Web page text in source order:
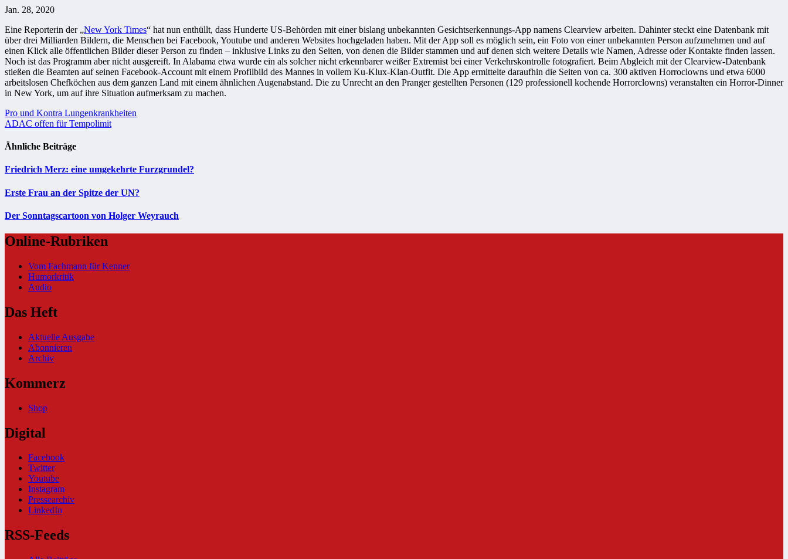
Jan. 28, 2020
Eine Reporterin der „New York Times“ hat nun enthüllt, dass Hunderte US-Behörden mit einer bislang unbekannten Gesichtserkennungs-App namens Clearview arbeiten. Dahinter steckt eine Datenbank mit
über drei Milliarden Bildern, die Menschen bei Facebook, Youtube und anderen Websites hochgeladen haben. Mit der App soll es möglich sein, ein Foto von einer unbekannten Person aufzunehmen und auf
einen Klick alle öffentlichen Bilder dieser Person zu finden – inklusive Links zu den Seiten, von denen die Bilder stammen und auf denen sich weitere Details wie Namen, Adresse oder Kontakte finden lassen.
Noch ist das Programm aber nicht ausgereift. In Alabama etwa wurde ein als solcher nicht erkennbarer weißer Extremist bei einer Verkehrskontrolle fotografiert. Beim Abgleich mit der Clearview-Datenbank
stießen die Beamten auf seinen Facebook-Account mit einem Profilbild des Mannes in vollem Ku-Klux-Klan-Outfit. Die App ermittelte daraufhin die Seiten von ca. 300 aktiven Horroclowns und etwa 6000
arbeitslosen Chefköchen aus dem ganzen Land mit einem ähnlichen Augenabstand. Die zu Unrecht an den Pranger gestellten Personen (129 professionell kochende Horrorclowns) veranstalten ein Horror-Dinner
in New York, um auf ihre Situation aufmerksam zu machen.
Beitragsnavigation
Pro und Kontra Lungenkrankheiten
ADAC offen für Tempolimit
Ähnliche Beiträge
Friedrich Merz: eine umgekehrte Furzgrundel?
Erste Frau an der Spitze der UN?
Der Sonntagscartoon von Holger Weyrauch
Online-Rubriken
Vom Fachmann für Kenner
Humorkritik
Audio
Das Heft
Aktuelle Ausgabe
Abonnieren
Archiv
Kommerz
Shop
Digital
Facebook
Twitter
Youtube
Instagram
Pressearchiv
LinkedIn
RSS-Feeds